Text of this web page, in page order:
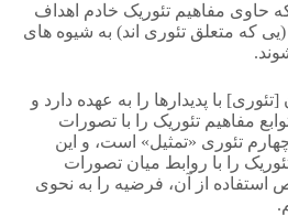
حاوی مفاهیم تئوریک خادم اهداف
(یی که متعلق تئوری اند) به شیوه های
با پدیدارها را به عهده دارد و
مفاهیم تئوریک را با تصورات
تئوری «تمثیل» است، و این
را با روابط میان تصورات
از آن، فرضیه را به نحوی